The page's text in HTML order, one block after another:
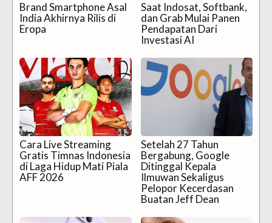
Brand Smartphone Asal
India Akhirnya Rilis di
Eropa
Saat Indosat, Softbank,
dan Grab Mulai Panen
Pendapatan Dari
Investasi AI
Cara Live Streaming
Gratis Timnas Indonesia
di Laga Hidup Mati Piala
AFF 2026
Setelah 27 Tahun
Bergabung, Google
Ditinggal Kepala
Ilmuwan Sekaligus
Pelopor Kecerdasan
Buatan Jeff Dean